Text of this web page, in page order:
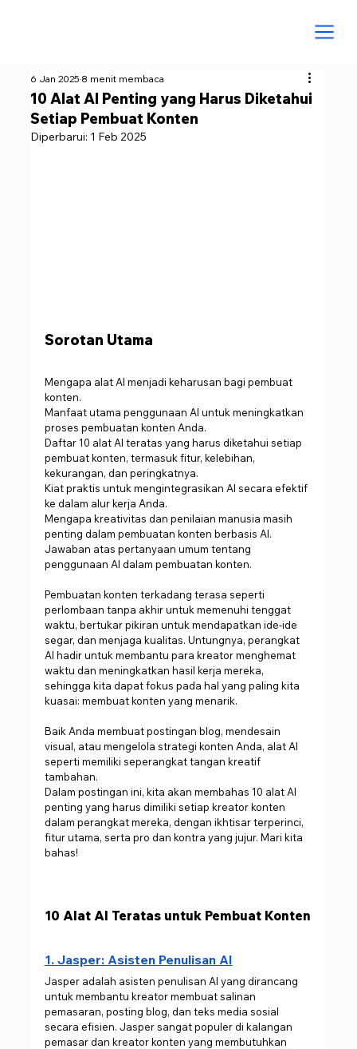
10 Alat AI Penting yang Harus Diketahui
Setiap Pembuat Konten
6 Jan 20258 menit membaca
Diperbarui: 1 Feb 2025
Sorotan Utama
Mengapa alat AI menjadi keharusan bagi pembuat
konten.
Manfaat utama penggunaan AI untuk meningkatkan
proses pembuatan konten Anda.
Daftar 10 alat AI teratas yang harus diketahui setiap
pembuat konten, termasuk fitur, kelebihan,
kekurangan, dan peringkatnya.
Kiat praktis untuk mengintegrasikan AI secara efektif
ke dalam alur kerja Anda.
Mengapa kreativitas dan penilaian manusia masih
penting dalam pembuatan konten berbasis AI.
Jawaban atas pertanyaan umum tentang
penggunaan AI dalam pembuatan konten.
Pembuatan konten terkadang terasa seperti
perlombaan tanpa akhir untuk memenuhi tenggat
waktu, bertukar pikiran untuk mendapatkan ide-ide
segar, dan menjaga kualitas. Untungnya, perangkat
AI hadir untuk membantu para kreator menghemat
waktu dan meningkatkan hasil kerja mereka,
sehingga kita dapat fokus pada hal yang paling kita
kuasai: membuat konten yang menarik.
Baik Anda membuat postingan blog, mendesain
visual, atau mengelola strategi konten Anda, alat AI
seperti memiliki seperangkat tangan kreatif
tambahan.
Dalam postingan ini, kita akan membahas 10 alat AI
penting yang harus dimiliki setiap kreator konten
dalam perangkat mereka, dengan ikhtisar terperinci,
fitur utama, serta pro dan kontra yang jujur. Mari kita
bahas!
10 Alat AI Teratas untuk Pembuat Konten
1. Jasper: Asisten Penulisan AI
Jasper adalah asisten penulisan AI yang dirancang
untuk membantu kreator membuat salinan
pemasaran, posting blog, dan teks media sosial
secara efisien. Jasper sangat populer di kalangan
pemasar dan kreator konten yang membutuhkan